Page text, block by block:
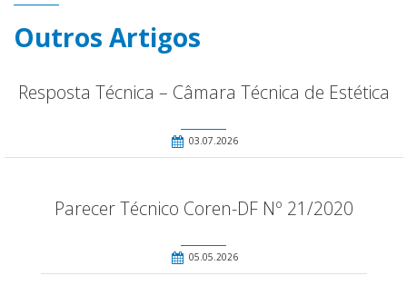
Outros Artigos
Resposta Técnica – Câmara Técnica de Estética
03.07.2026
Parecer Técnico Coren-DF Nº 21/2020
05.05.2026